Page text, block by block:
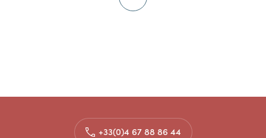
+33(0)4 67 88 86 44